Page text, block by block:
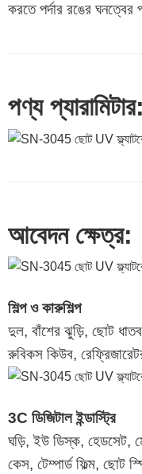
করতে পর্দার রঙের
পণ্য প্যারামিটার:
আবেদন ক্ষেত্র:
শিল্প ও কারুশিল্প
দুল, বাঁশের ঝুড়ি, ছোট
রুবিকস কিউব,
3C ডিজিটাল ইন্ডাস্ট্রি
ঘড়ি, ইউ ডিস্ক, হেডসেট,
কেস, টেম্পার্ড ফিল্ম, ছোট